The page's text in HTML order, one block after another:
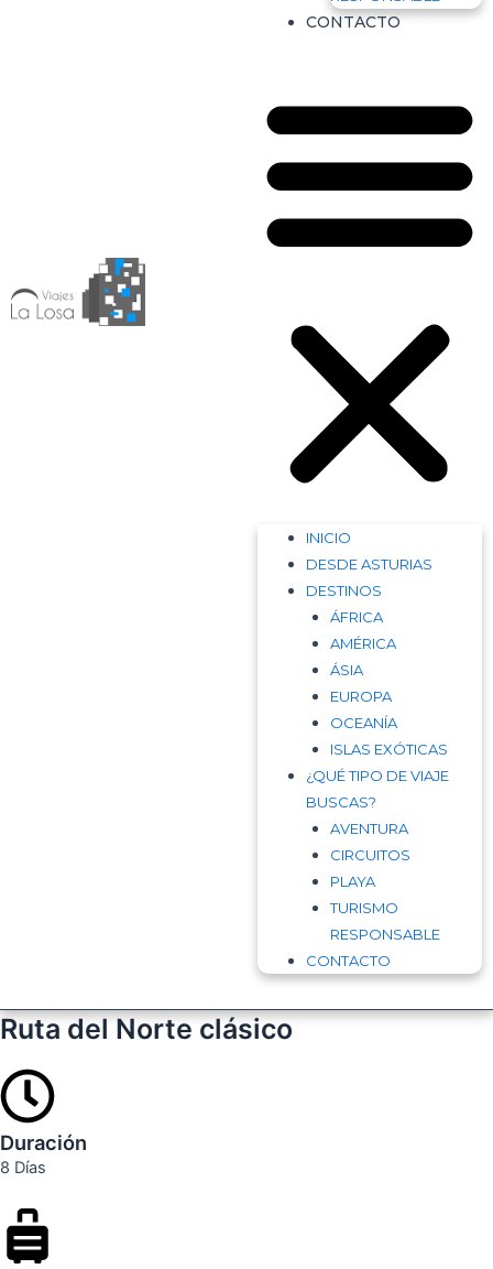
CONTACTO
INICIO
DESDE ASTURIAS
DESTINOS
ÁFRICA
AMÉRICA
ÁSIA
EUROPA
OCEANÍA
ISLAS EXÓTICAS
¿QUÉ TIPO DE VIAJE
BUSCAS?
AVENTURA
CIRCUITOS
PLAYA
TURISMO
RESPONSABLE
CONTACTO
Ruta del Norte clásico
Duración
8 Días